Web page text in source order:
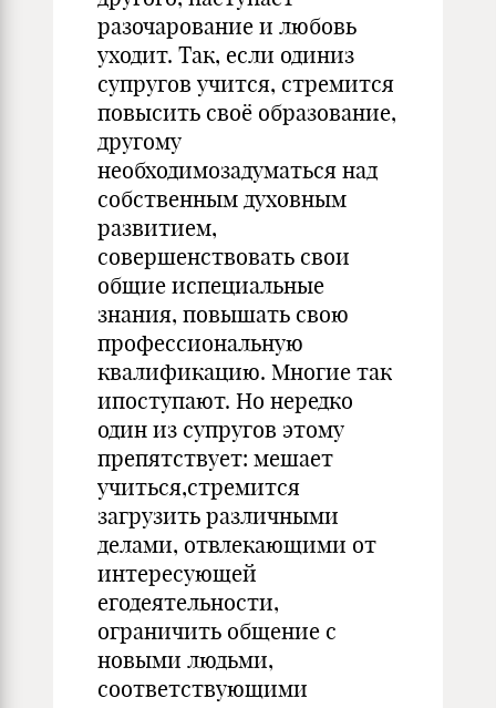
разочарование и любовь
уходит. Так, если одиниз
супругов учится, стремится
повысить своё образование,
другому
необходимозадуматься над
собственным духовным
развитием,
совершенствовать свои
общие испециальные
знания, повышать свою
профессиональную
квалификацию. Многие так
ипоступают. Но нередко
один из супругов этому
препятствует: мешает
учиться,стремится
загрузить различными
делами, отвлекающими от
интересующей
егодеятельности,
ограничить общение с
новыми людьми,
соответствующими